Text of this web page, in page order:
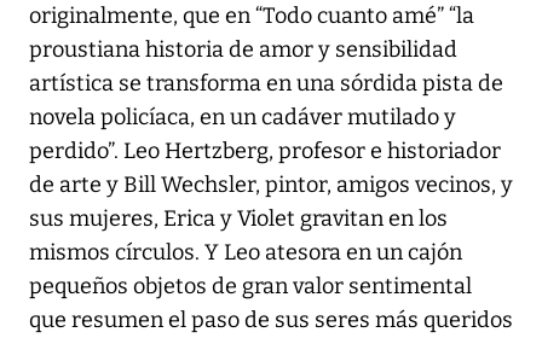
originalmente, que en “Todo cuanto amé” “la
proustiana historia de amor y sensibilidad
artística se transforma en una sórdida pista de
novela policíaca, en un cadáver mutilado y
perdido”. Leo Hertzberg, profesor e historiador
de arte y Bill Wechsler, pintor, amigos vecinos, y
sus mujeres, Erica y Violet gravitan en los
mismos círculos. Y Leo atesora en un cajón
pequeños objetos de gran valor sentimental
que resumen el paso de sus seres más queridos